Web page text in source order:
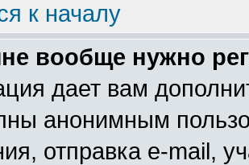
к началу
вообще нужно
дает вам
анонимным
отправка e-mail,